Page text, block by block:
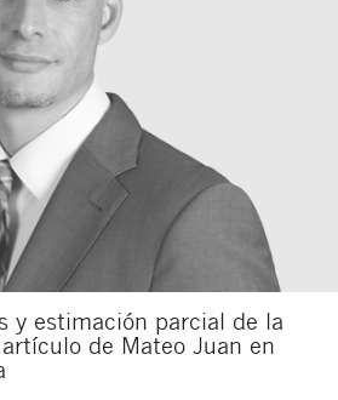
y estimación parcial de la
de Mateo Juan en